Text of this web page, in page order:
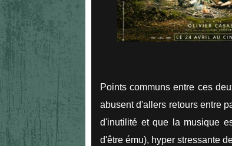
Points communs entre ces
abusent d'allers retours entre
d'inutilité et que la musique
d'être ému), hyper stressante